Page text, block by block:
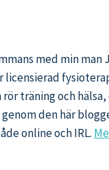
med min man
licensierad
träning och
den här
online och IRL.